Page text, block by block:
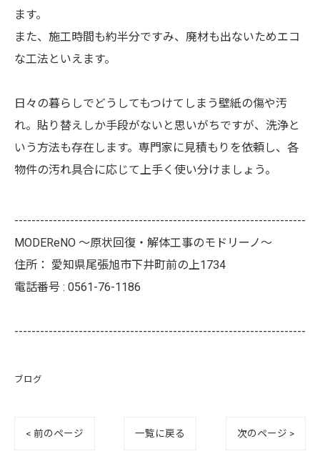
ます。
また、施工時間も約半分ですみ、廃材も出ないためエコ
な工法といえます。
日々の暮らしでどうしてもつけてしまう壁紙の傷や汚
れ。貼り替えしか手段がないと思いがちですが、洗浄と
いう方法も存在します。専門家に見積もりを依頼し、各
物件の汚れ具合に応じて上手く使い分けましょう。
--------------------------------------------------------------------
MODEReNO ～原状回復・解体工事のモドリーノ～
住所： 愛知県尾張旭市下井町前の上1734
電話番号 : 0561-76-1186
--------------------------------------------------------------------
ブログ
< 前のページ 一覧に戻る 次のページ >